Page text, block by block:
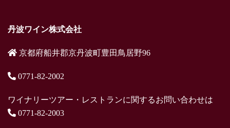
丹波ワイン株式会社
京都府船井郡京丹波町豊田鳥居野96
0771-82-2002
ワイナリーツアー・レストランに関するお問い合わせは
0771-82-2003